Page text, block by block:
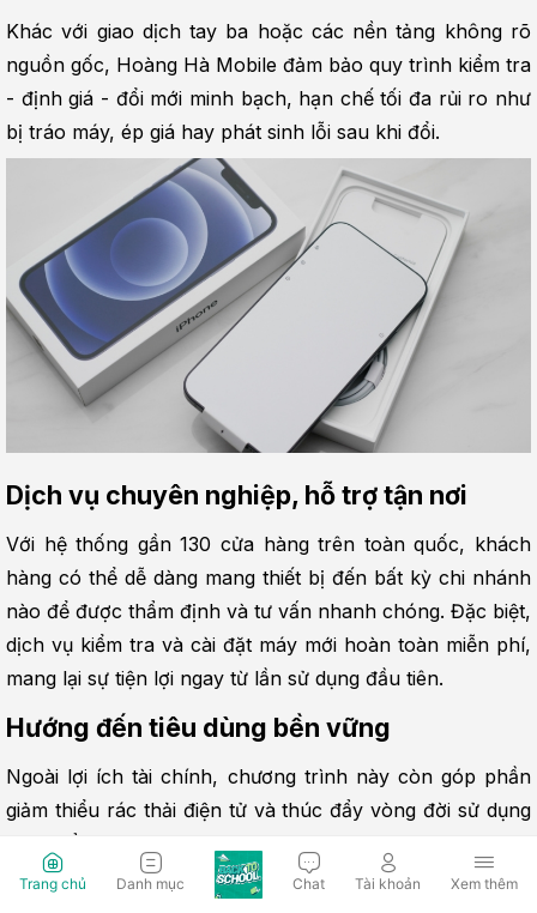
Khác với giao dịch tay ba hoặc các nền tảng không rõ
nguồn gốc, Hoàng Hà Mobile đảm bảo quy trình kiểm tra
- định giá - đổi mới minh bạch, hạn chế tối đa rủi ro như
bị tráo máy, ép giá hay phát sinh lỗi sau khi đổi.
Dịch vụ chuyên nghiệp, hỗ trợ tận nơi
Với hệ thống gần 130 cửa hàng trên toàn quốc, khách
hàng có thể dễ dàng mang thiết bị đến bất kỳ chi nhánh
nào để được thẩm định và tư vấn nhanh chóng. Đặc biệt,
dịch vụ kiểm tra và cài đặt máy mới hoàn toàn miễn phí,
mang lại sự tiện lợi ngay từ lần sử dụng đầu tiên.
Hướng đến tiêu dùng bền vững
Ngoài lợi ích tài chính, chương trình này còn góp phần
giảm thiểu rác thải điện tử và thúc đẩy vòng đời sử dụng
Quy trình thu cũ đổi mới tại Hoàng Hà
Trang chủ Danh mục Chat Tài khoản Xem thêm